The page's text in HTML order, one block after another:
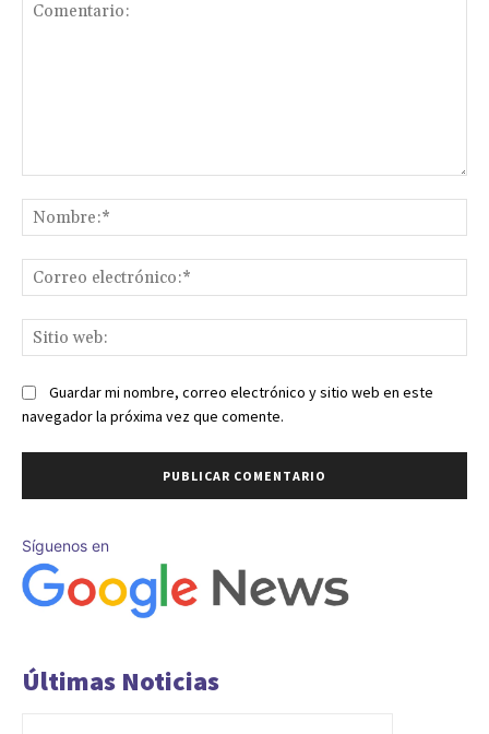
Guardar mi nombre, correo electrónico y sitio web en este
navegador la próxima vez que comente.
Síguenos en
Últimas Noticias